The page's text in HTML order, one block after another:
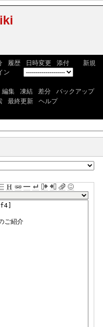
履歴| 日時変更 添付] [ 新規
ン
編集| 凍結| 差分 バックアップ|
| 最終更新| ヘルプ]